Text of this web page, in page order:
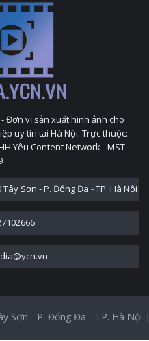
- Đơn vị sản xuất hình ảnh cho
uy tín tại Hà Nội. Trực thuộc:
Yêu Content Network - MST
Tây Sơn - P. Đống Đa - TP. Hà Nội
Sơn - P. Đống Đa - TP. Hà Nội |